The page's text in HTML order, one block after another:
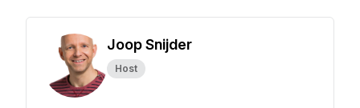
Joop Snijder
Host